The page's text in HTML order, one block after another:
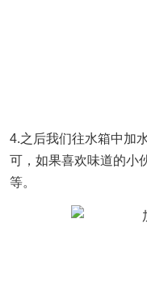
4.之后我们往水箱中加
可，如果喜欢味道的小
等。